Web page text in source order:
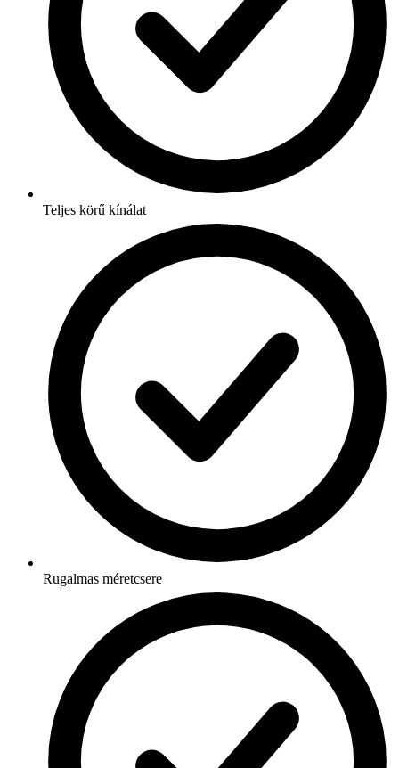
Teljes körű kínálat
Rugalmas méretcsere